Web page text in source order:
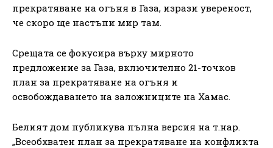
прекратяване на огъня в Газа, изрази увереност,
че скоро ще настъпи мир там.
Срещата се фокусира върху мирното
предложение за Газа, включително 21-точков
план за прекратяване на огъня и
освобождаването на заложниците на Хамас.
Белият дом публикува пълна версия на т.нар.
„Всеобхватен план за прекратяване на конфликта